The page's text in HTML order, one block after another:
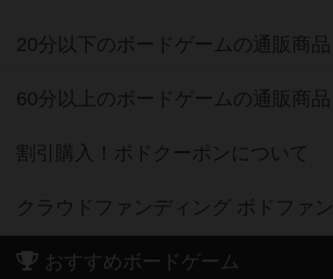
20分以下のボードゲームの通販商品
60分以上のボードゲームの通販商品
割引購入！ボドクーポンについて
クラウドファンディング ボドファン
おすすめボードゲーム